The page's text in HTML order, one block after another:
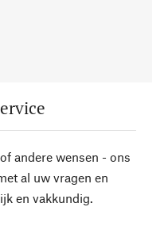
andere wensen - ons
al uw vragen en
en vakkundig.